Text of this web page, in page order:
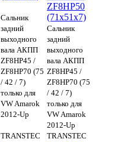
Сальник
задний
выходного
вала АКПП
ZF8HP45 /
ZF8HP70 (75
/ 42 / 7)
только для
VW Amarok
2012-Up
TRANSTEC
ZF8HP50
(71x51x7)
Сальник
задний
выходного
вала АКПП
ZF8HP45 /
ZF8HP70 (75
/ 42 / 7)
только для
VW Amarok
2012-Up
TRANSTEC